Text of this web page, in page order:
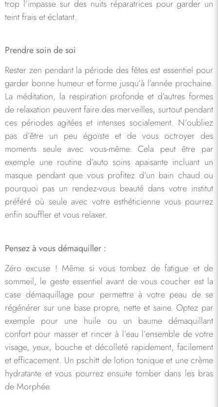
trop l’impasse sur des nuits réparatrices pour garder un
teint frais et éclatant.
Prendre soin de soi
Rester zen pendant la période des fêtes est essentiel pour
garder bonne humeur et forme jusqu’à l’année prochaine.
La méditation, la respiration profonde et d’autres formes
de relaxation peuvent faire des merveilles, surtout pendant
ces périodes agitées et intenses socialement. N’oubliez
pas d’être un peu égoïste et de vous octroyer des
moments seule avec vous-même. Cela peut être par
exemple une routine d’auto soins apaisante incluant un
masque pendant que vous profitez d’un bain chaud ou
pourquoi pas un rendez-vous beauté dans votre institut
préféré où seule avec votre esthéticienne vous pourrez
enfin souffler et vous relaxer.
Pensez à vous démaquiller :
Zéro excuse ! Même si vous tombez de fatigue et de
sommeil, le geste essentiel avant de vous coucher est la
case démaquillage pour permettre à votre peau de se
régénérer sur une base propre, nette et saine. Optez par
exemple pour une huile ou un baume démaquillant
confort pour masser et rincer à l’eau l’ensemble de votre
visage, yeux, bouche et décolleté rapidement, facilement
et efficacement. Un pschitt de lotion tonique et une crème
hydratante et vous pourrez ensuite tomber dans les bras
de Morphée.